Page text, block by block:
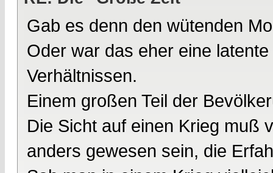
Gab es denn den wütenden
Oder war das eher eine
Verhältnissen.
Einem großen Teil der
Die Sicht auf einen Krieg muß
anders gewesen sein, die